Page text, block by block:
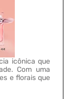
icônica que
Com uma
e florais que